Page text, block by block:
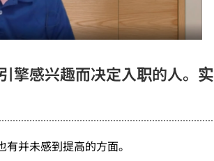
擎感兴趣而决定入职的人。
并未感到提高的方面。